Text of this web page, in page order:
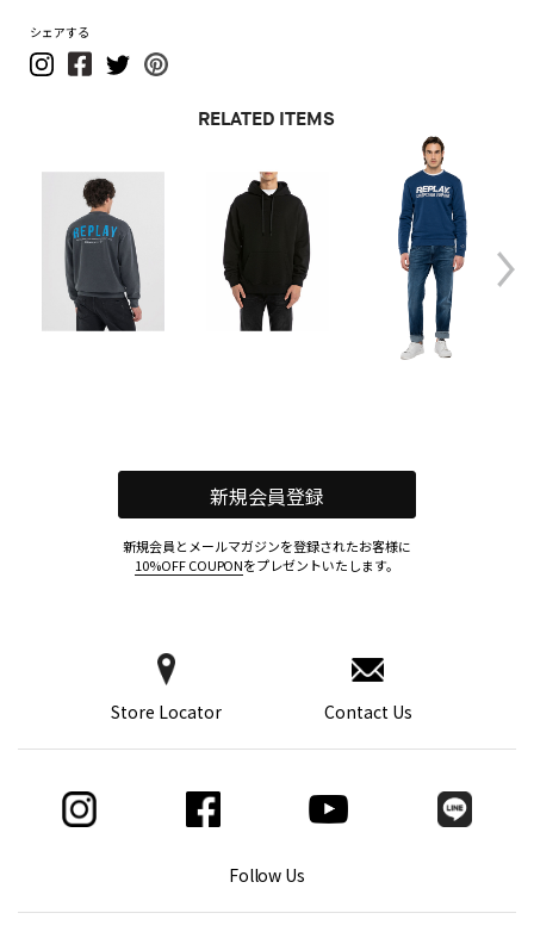
シェアする
RELATED ITEMS
Follow Us
Store Locator Contact Us
新規会員登録
新規会員とメールマガジンを登録されたお客様に
10%OFF COUPONをプレゼントいたします。